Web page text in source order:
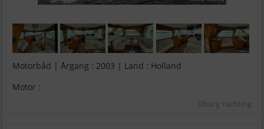
Motorbåd | Årgang : 2003 | Land : Holland
Motor :
Elburg Yachting